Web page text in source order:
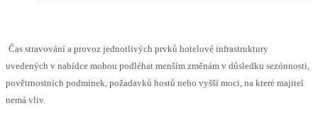
Čas stravování a provoz jednotlivých prvků hotelové infrastruktury
uvedených v nabídce mohou podléhat menším změnám v důsledku sezónnosti,
povětrnostních podmínek, požadavků hostů nebo vyšší moci, na které majitel
nemá vliv.